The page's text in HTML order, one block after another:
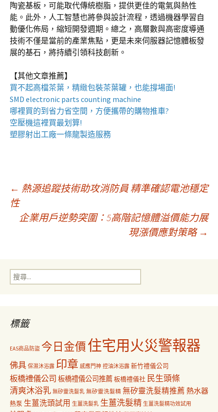
陶瓷基板，可能取代傳統樹脂，提供更佳的電氣與熱性
能。此外，人工智慧也將參與設計流程，透過機器學習自
動優化佈局，縮短開發週期。總之，高層數與高密度導通
技術不僅是當前的產業焦點，更是未來伺服器記憶體板發
展的基石，將持續引領科技創新。
【其他文章推薦】
買不起高檔茶葉，精緻包裝茶葉罐 ，也能撐場面!
SMD electronic parts counting machine
哪裡買的到省力省空間，方便攜帶的購物推車?
空壓機這裡買最划算!
塑膠射出工廠一條龍製造服務
文
章
覽
← 熱源追蹤技術助攻消防員 精準確認電池穩定
性
企業用戶逆勢突圍：5高階記憶體溢價能力展
現漲價應對策略 →
搜
尋
標籤
EAS商品防盜 今日金價住宅用火災警報器
佛具 保濕沐浴露 印章 感應門神 控油沐浴露 新竹禮儀公司
板橋禮儀公司 板橋禮儀公司推薦板橋禮儀社 民生頭條
清爽沐浴乳 無矽靈洗髮乳 無矽靈洗髮精 無矽靈洗髮精推薦 熱水器
熱泵 生薑洗頭試用 生薑洗髮乳 生薑洗髮精 生薑洗髮精功效試用